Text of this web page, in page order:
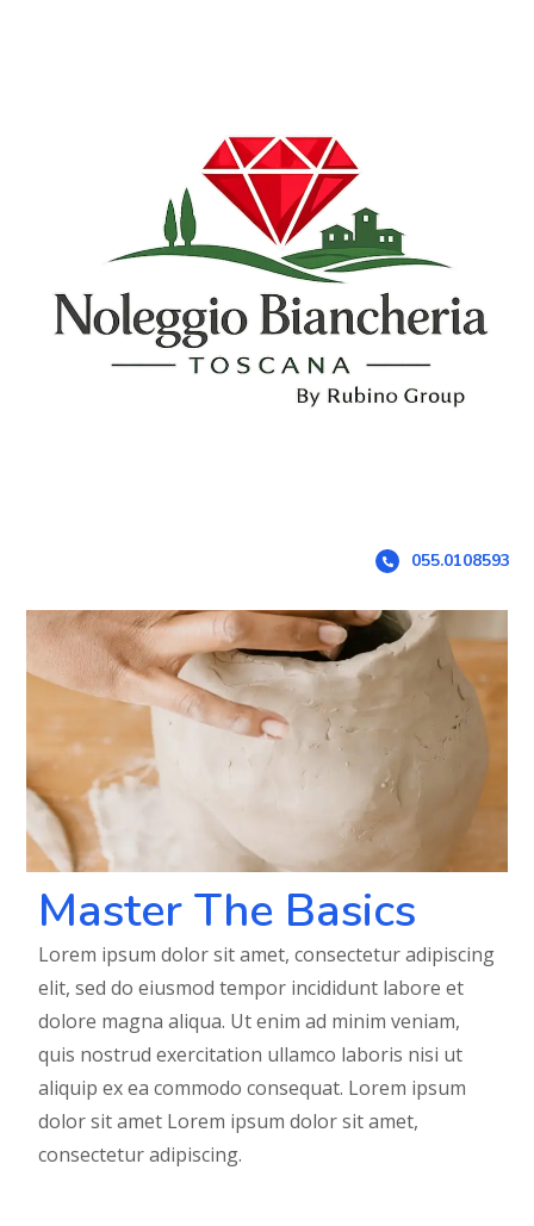
055.0108593
Master The Basics
Lorem ipsum dolor sit amet, consectetur adipiscing
elit, sed do eiusmod tempor incididunt labore et
dolore magna aliqua. Ut enim ad minim veniam,
quis nostrud exercitation ullamco laboris nisi ut
aliquip ex ea commodo consequat. Lorem ipsum
dolor sit amet Lorem ipsum dolor sit amet,
consectetur adipiscing.